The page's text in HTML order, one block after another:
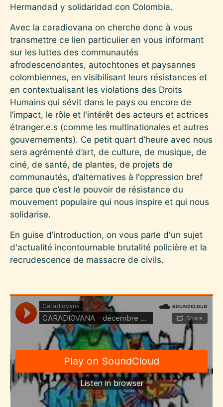
Hermandad y solidaridad con Colombia.
Avec la caradiovana on cherche donc à vous
transmettre ce lien particulier en vous informant
sur les luttes des communautés
afrodescendantes, autochtones et paysannes
colombiennes, en visibilisant leurs résistances et
en contextualisant les violations des Droits
Humains qui sévit dans le pays ou encore de
l’impact, le rôle et l'intérêt des acteurs et actrices
étranger.e.s (comme les multinationales et autres
gouvernements). Ce petit quart d’heure avec nous
sera agrémenté d’art, de culture, de musique, de
ciné, de santé, de plantes, de projets de
communautés, d’alternatives à l'oppression bref
parce que c’est le pouvoir de résistance du
mouvement populaire qui nous inspire et qui nous
solidarise.
En guise d’introduction, on vous parle d'un sujet
d'actualité incontournable brutalité policière et la
recrudescence de massacre de civils.